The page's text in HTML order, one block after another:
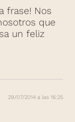
frase! Nos
que
un feliz
29/07/2014 a las 16:25